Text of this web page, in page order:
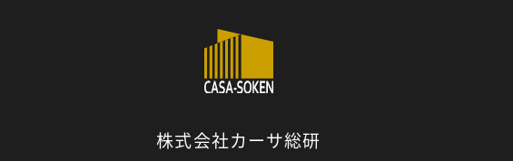
株式会社カーサ総研